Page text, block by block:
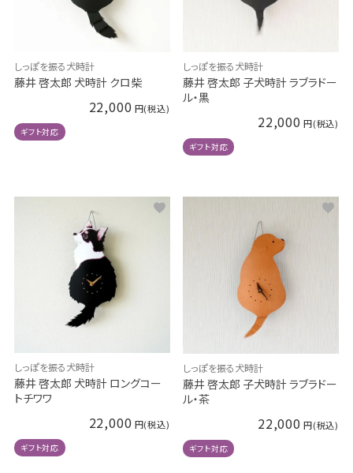
しっぽを振る犬時計
藤井 啓太郎 犬時計 クロ柴
22,000
ギフト対応
しっぽを振る犬時計
藤井 啓太郎 子犬時計 ラブラドー
ル・黒
22,000
ギフト対応
しっぽを振る犬時計
藤井 啓太郎 犬時計 ロングコー
トチワワ
22,000
ギフト対応
しっぽを振る犬時計
藤井 啓太郎 子犬時計 ラブラドー
ル・茶
22,000
ギフト対応